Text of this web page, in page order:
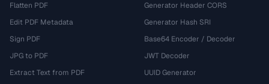
Flatten PDF
Edit PDF Metadata
Sign PDF
JPG to PDF
Extract Text from PDF
Generator Header CORS
Generator Hash SRI
Base64 Encoder / Decoder
JWT Decoder
UUID Generator